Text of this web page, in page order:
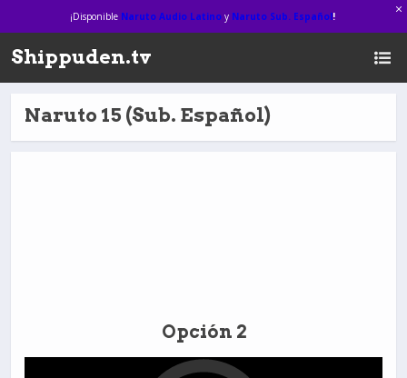
¡Disponible Naruto Audio Latinoy Naruto Sub. Español!
Shippuden.tv
Naruto 15 (Sub. Español)
Opción 2